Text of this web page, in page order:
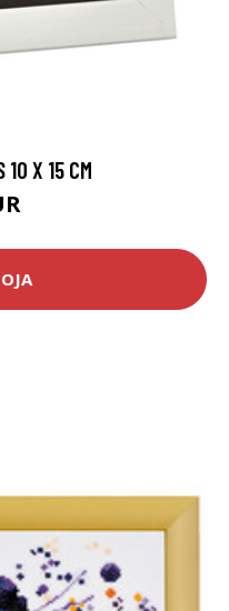
10 X 15 CM